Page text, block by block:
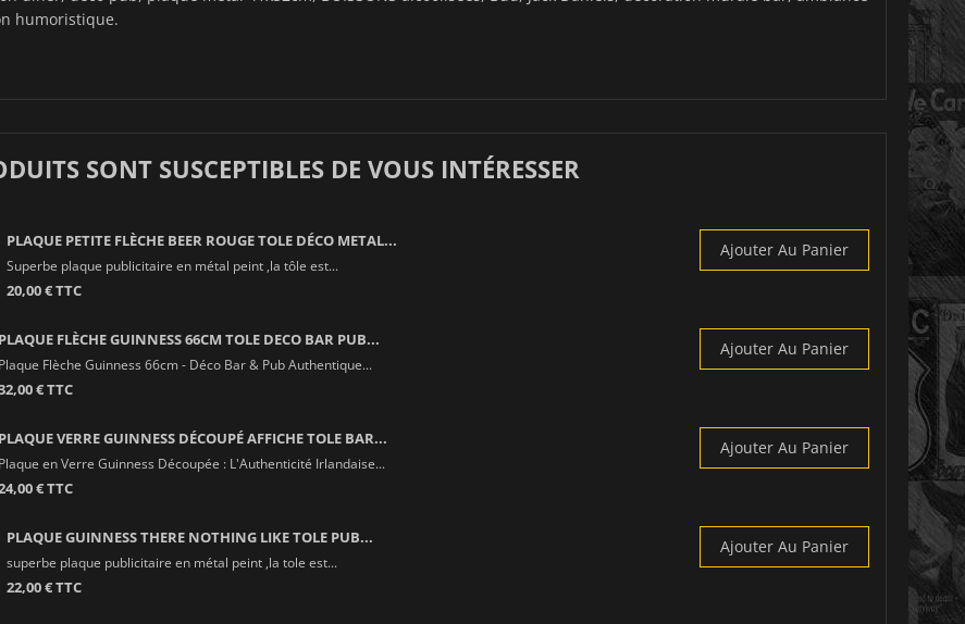
humoristique.
SONT SUSCEPTIBLES DE VOUS INTÉRESSER
PLAQUE PETITE FLÈCHE BEER ROUGE TOLE DÉCO METAL...
Superbe plaque publicitaire en métal peint ,la tôle est...
20,00 € TTC
Ajouter Au Panier
PLAQUE FLÈCHE GUINNESS 66CM TOLE DECO BAR PUB...
Plaque Flèche Guinness 66cm - Déco Bar & Pub Authentique...
€ TTC
Ajouter Au Panier
PLAQUE VERRE GUINNESS DÉCOUPÉ AFFICHE TOLE BAR...
Plaque en Verre Guinness Découpée : L'Authenticité Irlandaise...
€ TTC
Ajouter Au Panier
PLAQUE GUINNESS THERE NOTHING LIKE TOLE PUB...
superbe plaque publicitaire en métal peint ,la tole est...
22,00 € TTC
Ajouter Au Panier